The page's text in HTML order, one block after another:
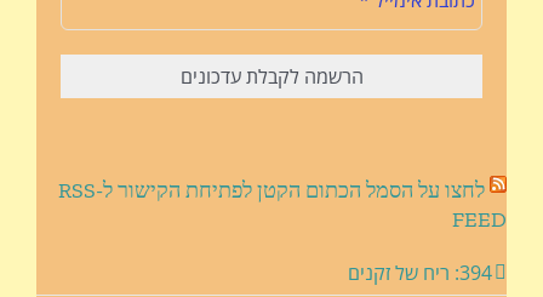
לחצו על הסמל הכתום הקטן לפתיחת הקישור ל-RSS
FEED
394: ריח של זקנים